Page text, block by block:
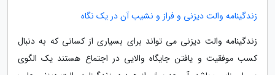
زندگینامه والت دیزنی و فراز و نشیب آن در یک نگاه
زندگینامه والت دیزنی می تواند برای بسیاری از کسانی که به دنبال
کسب موفقیت و یافتن جایگاه والایی در اجتماع هستند یک الگوی